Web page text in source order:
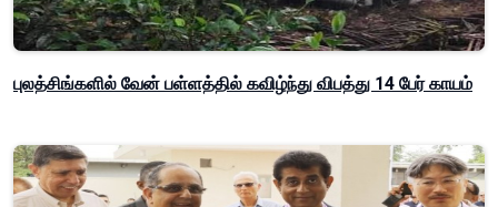
புலத்சிங்களில் வேன் பள்ளத்தில் கவிழ்ந்து விபத்து 14 பேர் காயம்